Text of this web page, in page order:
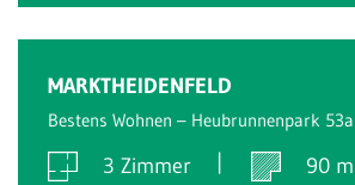
MARKTHEIDENFELD
Bestens Wohnen – Heubrunnenpark
3 Zimmer 90